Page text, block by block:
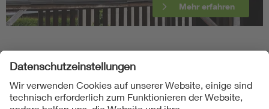
Mehr erfahren
Folgen Sie uns